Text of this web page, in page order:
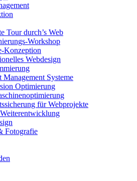
Tour durch’s Web
Workshop
Konzeption
Webdesign
Management Systeme
Optimierung
für Webprojekte
Fotografie